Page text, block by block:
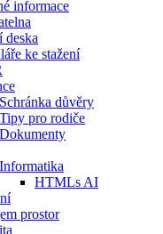
informace
deska
ke stažení
Schránka důvěry
Tipy pro rodiče
Dokumenty
Informatika
HTMLs AI
prostor